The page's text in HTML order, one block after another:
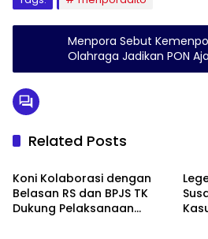
Menpora Sebut
Olahraga Jadikan PON
Scouting
Related Posts
Berita
Koni Kolaborasi dengan
Belasan RS dan BPJS TK
Dukung Pelaksanaan
Berita